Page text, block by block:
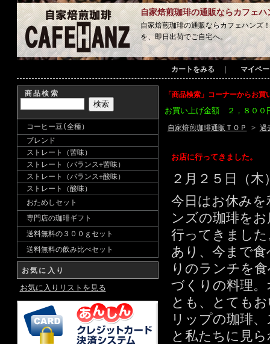
自家焙煎珈琲の通販ならカフェハ
自家焙煎珈琲の通販ならカフェハンズ
を、即日出荷でご自宅へ。
カートをみる マイペ
商品検索
コーヒー豆(全種）
ブレンド
ストレート（苦味）
ストレート（バランス+苦味）
ストレート（バランス+酸味）
ストレート（酸味）
おためしセット
専門店の珈琲ギフト
送料無料の３００ｇセット
送料無料の飲み比べセット
お気に入り
お気に入りリストを見る
「商品検索」コーナーからお買
お買い上げ金額 ２，８００
自家焙煎珈琲通販ＴＯＰ > 過
お店に行ってきました。
２月２５日（木
今日はお休み
ンズの珈琲を
行ってきまし
あり、今まで
りのランチを
づくりの料理
とも、とても
リップの珈琲
と私たちに見